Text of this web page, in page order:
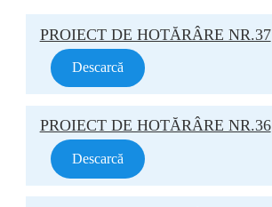
PROIECT DE HOTĂRÂRE NR.37
Descarcă
PROIECT DE HOTĂRÂRE NR.36
Descarcă